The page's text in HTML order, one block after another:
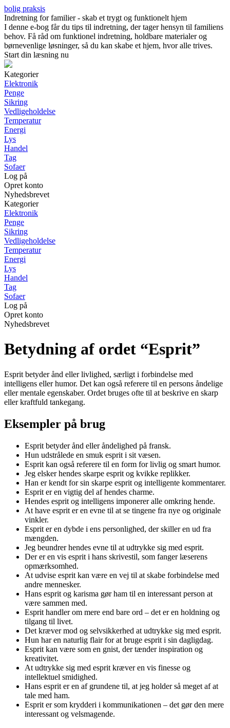
bolig praksis
Indretning for familier - skab et trygt og funktionelt hjem
I denne e-bog får du tips til indretning, der tager hensyn til familiens
behov. Få råd om funktionel indretning, holdbare materialer og
børnevenlige løsninger, så du kan skabe et hjem, hvor alle trives.
Start din læsning nu
Kategorier
Elektronik
Penge
Sikring
Vedligeholdelse
Temperatur
Energi
Lys
Handel
Tag
Sofaer
Log på
Opret konto
Nyhedsbrevet
Kategorier
Elektronik
Penge
Sikring
Vedligeholdelse
Temperatur
Energi
Lys
Handel
Tag
Sofaer
Log på
Opret konto
Nyhedsbrevet
Betydning af ordet “Esprit”
Esprit betyder ånd eller livlighed, særligt i forbindelse med
intelligens eller humor. Det kan også referere til en persons åndelige
eller mentale egenskaber. Ordet bruges ofte til at beskrive en skarp
eller kraftfuld tankegang.
Eksempler på brug
Esprit betyder ånd eller åndelighed på fransk.
Hun udstrålede en smuk esprit i sit væsen.
Esprit kan også referere til en form for livlig og smart humor.
Jeg elsker hendes skarpe esprit og kvikke replikker.
Han er kendt for sin skarpe esprit og intelligente kommentarer.
Esprit er en vigtig del af hendes charme.
Hendes esprit og intelligens imponerer alle omkring hende.
At have esprit er en evne til at se tingene fra nye og originale
vinkler.
Esprit er en dybde i ens personlighed, der skiller en ud fra
mængden.
Jeg beundrer hendes evne til at udtrykke sig med esprit.
Der er en vis esprit i hans skrivestil, som fanger læserens
opmærksomhed.
At udvise esprit kan være en vej til at skabe forbindelse med
andre mennesker.
Hans esprit og karisma gør ham til en interessant person at
være sammen med.
Esprit handler om mere end bare ord – det er en holdning og
tilgang til livet.
Det kræver mod og selvsikkerhed at udtrykke sig med esprit.
Hun har en naturlig flair for at bruge esprit i sin dagligdag.
Esprit kan være som en gnist, der tænder inspiration og
kreativitet.
At udtrykke sig med esprit kræver en vis finesse og
intellektuel smidighed.
Hans esprit er en af grundene til, at jeg holder så meget af at
tale med ham.
Esprit er som krydderi i kommunikationen – det gør den mere
interessant og velsmagende.